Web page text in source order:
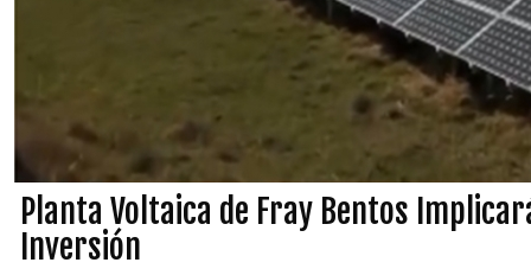
Planta Voltaica de Fray Bentos
Inversión